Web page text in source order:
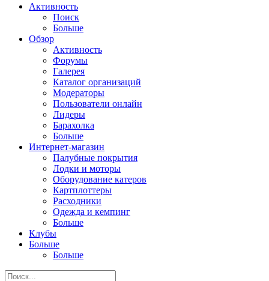
Активность
Поиск
Больше
Обзор
Активность
Форумы
Галерея
Каталог организаций
Модераторы
Пользователи онлайн
Лидеры
Барахолка
Больше
Интернет-магазин
Палубные покрытия
Лодки и моторы
Оборудование катеров
Картплоттеры
Расходники
Одежда и кемпинг
Больше
Клубы
Больше
Больше